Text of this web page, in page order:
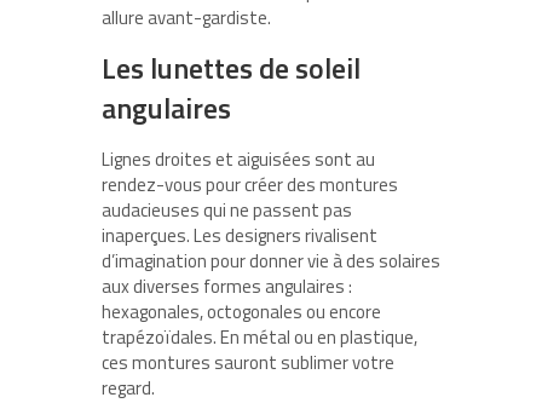
allure avant-gardiste.
Les lunettes de soleil
angulaires
Lignes droites et aiguisées sont au
rendez-vous pour créer des montures
audacieuses qui ne passent pas
inaperçues. Les designers rivalisent
d’imagination pour donner vie à des solaires
aux diverses formes angulaires :
hexagonales, octogonales ou encore
trapézoïdales. En métal ou en plastique,
ces montures sauront sublimer votre
regard.